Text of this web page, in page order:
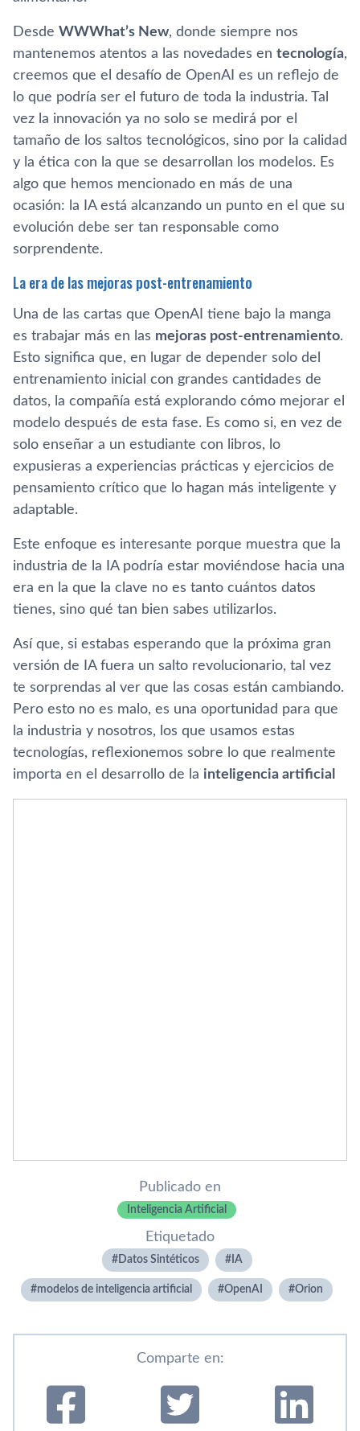
Desde WWWhat’s New, donde siempre nos
mantenemos atentos a las novedades en tecnología,
creemos que el desafío de OpenAI es un reflejo de
lo que podría ser el futuro de toda la industria. Tal
vez la innovación ya no solo se medirá por el
tamaño de los saltos tecnológicos, sino por la calidad
y la ética con la que se desarrollan los modelos. Es
algo que hemos mencionado en más de una
ocasión: la IA está alcanzando un punto en el que su
evolución debe ser tan responsable como
sorprendente.
La era de las mejoras post-entrenamiento
Una de las cartas que OpenAI tiene bajo la manga
es trabajar más en las mejoras post-entrenamiento.
Esto significa que, en lugar de depender solo del
entrenamiento inicial con grandes cantidades de
datos, la compañía está explorando cómo mejorar el
modelo después de esta fase. Es como si, en vez de
solo enseñar a un estudiante con libros, lo
expusieras a experiencias prácticas y ejercicios de
pensamiento crítico que lo hagan más inteligente y
adaptable.
Este enfoque es interesante porque muestra que la
industria de la IA podría estar moviéndose hacia una
era en la que la clave no es tanto cuántos datos
tienes, sino qué tan bien sabes utilizarlos.
Así que, si estabas esperando que la próxima gran
versión de IA fuera un salto revolucionario, tal vez
te sorprendas al ver que las cosas están cambiando.
Pero esto no es malo, es una oportunidad para que
la industria y nosotros, los que usamos estas
tecnologías, reflexionemos sobre lo que realmente
importa en el desarrollo de la inteligencia artificial
Publicado en
Inteligencia Artificial
Etiquetado
Datos Sintéticos IA
modelos de inteligencia artificial OpenAI Orion
Comparte en: